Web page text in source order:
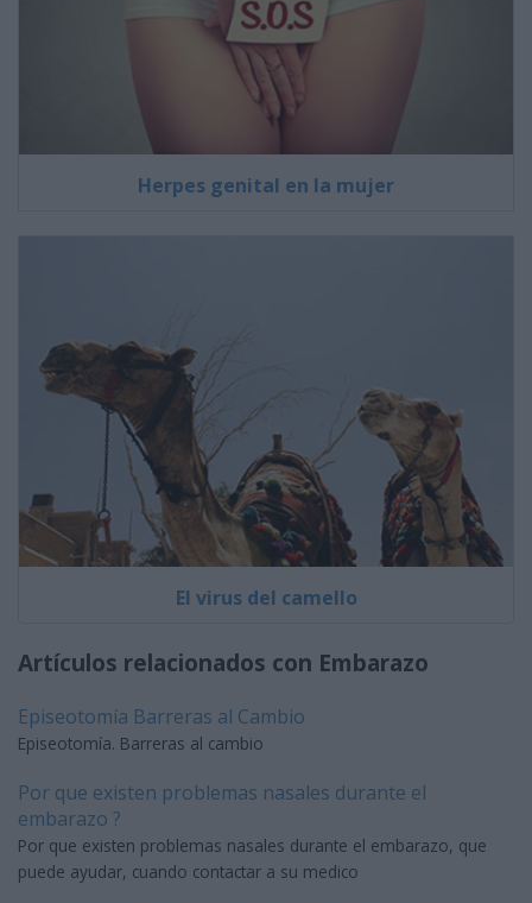
Herpes genital en la mujer
El virus del camello
Artículos relacionados con Embarazo
Episeotomía Barreras al Cambio
Episeotomía. Barreras al cambio
Por que existen problemas nasales durante el
embarazo ?
Por que existen problemas nasales durante el embarazo, que
puede ayudar, cuando contactar a su medico